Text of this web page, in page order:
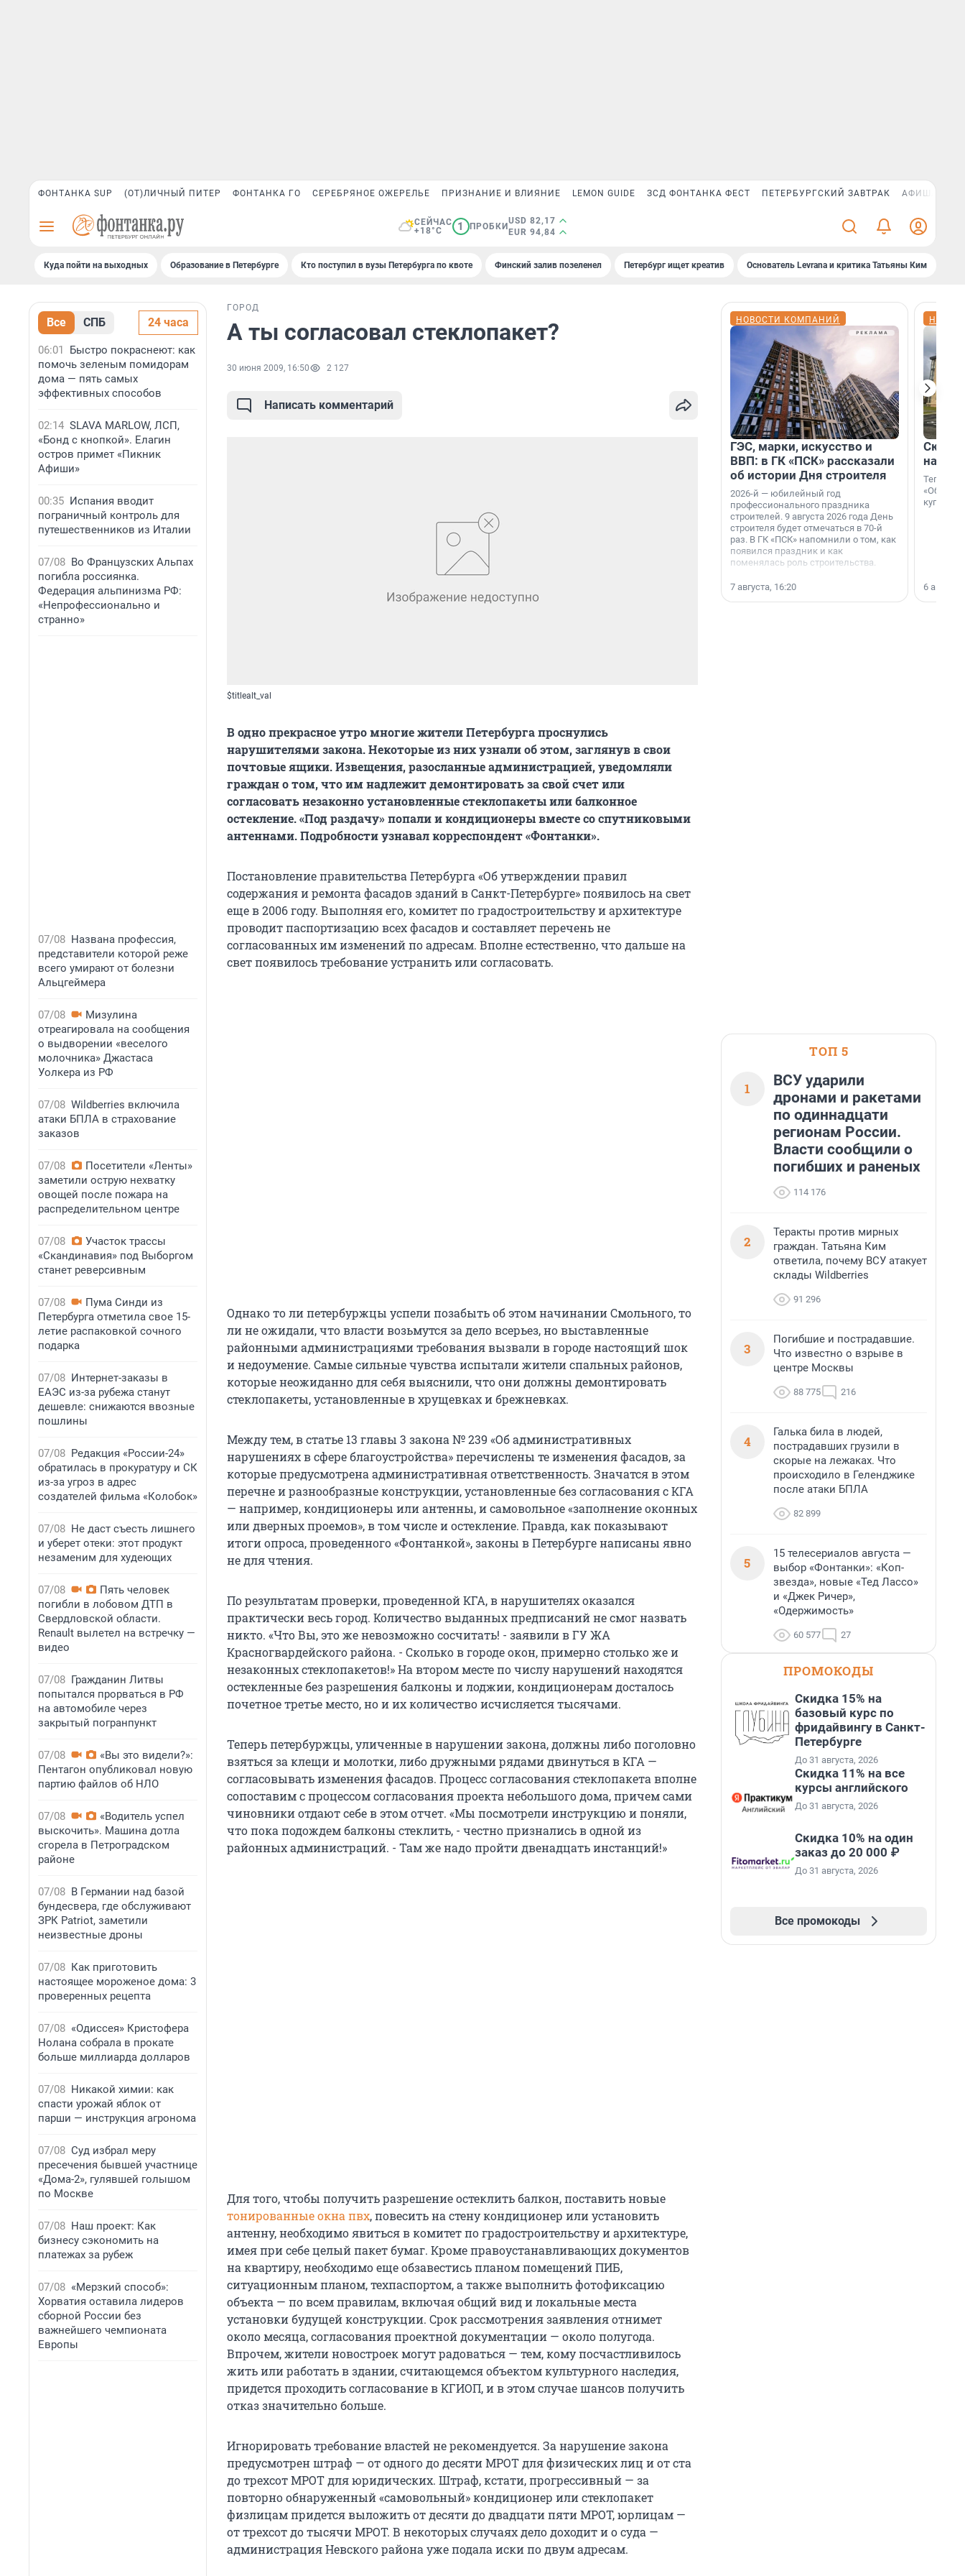
ФОНТАНКА SUP (ОТ)ЛИЧНЫЙ ПИТЕР ФОНТАНКА ГО СЕРЕБРЯНОЕ ОЖЕРЕЛЬЕ ПРИЗНАНИЕ И ВЛИЯНИЕ LEMON GUIDE ЗСД ФОНТАНКА ФЕСТ ПЕТЕРБУРГСКИЙ ЗАВТРАК АФИША PLUS
СЕЙЧАС
+18°C
1 ПРОБКИ
USD 82,17
EUR 94,84
Куда пойти на выходных Образование в Петербурге Кто поступил в вузы Петербурга по квоте Финский залив позеленел Петербург ищет креатив Основатель Levrana и критика Татьяны Ким
Все СПБ 24 часа
06:01
Быстро покраснеют: как
помочь зеленым помидорам
дома — пять самых
эффективных способов
02:14 SLAVA MARLOW, ЛСП,
«Бонд с кнопкой». Елагин
остров примет «Пикник
Афиши»
00:35 Испания вводит
пограничный контроль для
путешественников из Италии
07/08 Во Французских Альпах
погибла россиянка.
Федерация альпинизма РФ:
«Непрофессионально и
странно»
07/08 Названа профессия,
представители которой реже
всего умирают от болезни
Альцгеймера
07/08
Мизулина
отреагировала на сообщения
о выдворении «веселого
молочника» Джастаса
Уолкера из РФ
07/08 Wildberries включила
атаки БПЛА в страхование
заказов
07/08
Посетители «Ленты»
заметили острую нехватку
овощей после пожара на
распределительном центре
07/08
Участок трассы
«Скандинавия» под Выборгом
станет реверсивным
07/08
Пума Синди из
Петербурга отметила свое 15-
летие распаковкой сочного
подарка
07/08 Интернет-заказы в
ЕАЭС из-за рубежа станут
дешевле: снижаются ввозные
пошлины
07/08 Редакция «России-24»
обратилась в прокуратуру и СК
из-за угроз в адрес
создателей фильма «Колобок»
07/08 Не даст съесть лишнего
и уберет отеки: этот продукт
незаменим для худеющих
07/08
Пять человек
погибли в лобовом ДТП в
Свердловской области.
Renault вылетел на встречку —
видео
07/08 Гражданин Литвы
попытался прорваться в РФ
на автомобиле через
закрытый погранпункт
07/08
«Вы это видели?»:
Пентагон опубликовал новую
партию файлов об НЛО
07/08
«Водитель успел
выскочить». Машина дотла
сгорела в Петроградском
районе
07/08 В Германии над базой
бундесвера, где обслуживают
ЗРК Patriot, заметили
неизвестные дроны
07/08 Как приготовить
настоящее мороженое дома: 3
проверенных рецепта
07/08 «Одиссея» Кристофера
Нолана собрала в прокате
больше миллиарда долларов
07/08 Никакой химии: как
спасти урожай яблок от
парши — инструкция агронома
07/08 Суд избрал меру
пресечения бывшей участнице
«Дома-2», гулявшей голышом
по Москве
07/08 Наш проект: Как
бизнесу сэкономить на
платежах за рубеж
07/08 «Мерзкий способ»:
Хорватия оставила лидеров
сборной России без
важнейшего чемпионата
Европы
ГОРОД
А ты согласовал стеклопакет?
30 июня 2009, 16:50 2 127
Написать комментарий
$titlealt_val
В одно прекрасное утро многие жители Петербурга проснулись
нарушителями закона. Некоторые из них узнали об этом, заглянув в свои
почтовые ящики. Извещения, разосланные администрацией, уведомляли
граждан о том, что им надлежит демонтировать за свой счет или
согласовать незаконно установленные стеклопакеты или балконное
остекление. «Под раздачу» попали и кондиционеры вместе со спутниковыми
антеннами. Подробности узнавал корреспондент «Фонтанки».
Постановление правительства Петербурга «Об утверждении правил
содержания и ремонта фасадов зданий в Санкт-Петербурге» появилось на свет
еще в 2006 году. Выполняя его, комитет по градостроительству и архитектуре
проводит паспортизацию всех фасадов и составляет перечень не
согласованных им изменений по адресам. Вполне естественно, что дальше на
свет появилось требование устранить или согласовать.
Однако то ли петербуржцы успели позабыть об этом начинании Смольного, то
ли не ожидали, что власти возьмутся за дело всерьез, но выставленные
районными администрациями требования вызвали в городе настоящий шок
и недоумение. Самые сильные чувства испытали жители спальных районов,
которые неожиданно для себя выяснили, что они должны демонтировать
стеклопакеты, установленные в хрущевках и брежневках.
Между тем, в статье 13 главы 3 закона № 239 «Об административных
нарушениях в сфере благоустройства» перечислены те изменения фасадов, за
которые предусмотрена административная ответственность. Значатся в этом
перечне и разнообразные конструкции, установленные без согласования с КГА
— например, кондиционеры или антенны, и самовольное «заполнение оконных
или дверных проемов», в том числе и остекление. Правда, как показывают
итоги опроса, проведенного «Фонтанкой», законы в Петербурге написаны явно
не для чтения.
По результатам проверки, проведенной КГА, в нарушителях оказался
практически весь город. Количество выданных предписаний не смог назвать
никто. «Что Вы, это же невозможно сосчитать! - заявили в ГУ ЖА
Красногвардейского района. - Сколько в городе окон, примерно столько же и
незаконных стеклопакетов!» На втором месте по числу нарушений находятся
остекленные без разрешения балконы и лоджии, кондиционерам досталось
почетное третье место, но и их количество исчисляется тысячами.
Теперь петербуржцы, уличенные в нарушении закона, должны либо поголовно
взяться за клещи и молотки, либо дружными рядами двинуться в КГА —
согласовывать изменения фасадов. Процесс согласования стеклопакета вполне
сопоставим с процессом согласования проекта небольшого дома, причем сами
чиновники отдают себе в этом отчет. «Мы посмотрели инструкцию и поняли,
что пока подождем балконы стеклить, - честно признались в одной из
районных администраций. - Там же надо пройти двенадцать инстанций!»
Для того, чтобы получить разрешение остеклить балкон, поставить новые
тонированные окна пвх, повесить на стену кондиционер или установить
антенну, необходимо явиться в комитет по градостроительству и архитектуре,
имея при себе целый пакет бумаг. Кроме правоустанавливающих документов
на квартиру, необходимо еще обзавестись планом помещений ПИБ,
ситуационным планом, техпаспортом, а также выполнить фотофиксацию
объекта — по всем правилам, включая общий вид и локальные места
установки будущей конструкции. Срок рассмотрения заявления отнимет
около месяца, согласования проектной документации — около полугода.
Впрочем, жители новостроек могут радоваться — тем, кому посчастливилось
жить или работать в здании, считающемся объектом культурного наследия,
придется проходить согласование в КГИОП, и в этом случае шансов получить
отказ значительно больше.
Игнорировать требование властей не рекомендуется. За нарушение закона
предусмотрен штраф — от одного до десяти МРОТ для физических лиц и от ста
до трехсот МРОТ для юридических. Штраф, кстати, прогрессивный — за
повторно обнаруженный «самовольный» кондиционер или стеклопакет
физлицам придется выложить от десяти до двадцати пяти МРОТ, юрлицам —
от трехсот до тысячи МРОТ. В некоторых случаях дело доходит и о суда —
администрация Невского района уже подала иски по двум адресам.
НОВОСТИ КОМПАНИЙ
ГЭС, марки, искусство и
ВВП: в ГК «ПСК» рассказали
об истории Дня строителя
2026-й — юбилейный год
профессионального праздника
строителей. 9 августа 2026 года День
строителя будет отмечаться в 70-й
раз. В ГК «ПСК» напомнили о том, как
появился праздник и как
поменялась роль строительства.
7 августа, 16:20
на
Теперь
купить
6
ТОП 5
1
ВСУ ударили
дронами и ракетами
по одиннадцати
регионам России.
Власти сообщили о
погибших и раненых
114 176
2
Теракты против мирных
граждан. Татьяна Ким
ответила, почему ВСУ атакует
склады Wildberries
91 296
3
Погибшие и пострадавшие.
Что известно о взрыве в
центре Москвы
88 775 216
4
Галька била в людей,
пострадавших грузили в
скорые на лежаках. Что
происходило в Геленджике
после атаки БПЛА
82 899
5
15 телесериалов августа —
выбор «Фонтанки»: «Коп-
звезда», новые «Тед Лассо»
и «Джек Ричер»,
«Одержимость»
60 577 27
ПРОМОКОДЫ
Скидка 15% на
базовый курс по
фридайвингу в Санкт-
Петербурге
До 31 августа, 2026
Скидка 11% на все
курсы английского
До 31 августа, 2026
Скидка 10% на один
заказ до 20 000 ₽
До 31 августа, 2026
Все промокоды